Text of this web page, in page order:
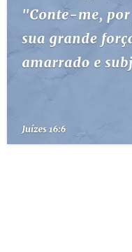
ESBOÇOS DE
TEMAS
TERMO BÍBLICO